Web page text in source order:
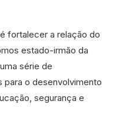
fortalecer a relação do
estado-irmão da
série de
para o desenvolvimento
segurança e